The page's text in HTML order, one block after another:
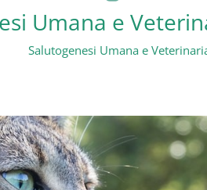
Umana e
Salutogenesi Umana e